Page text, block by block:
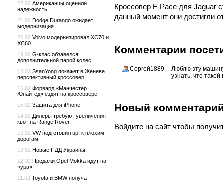
Кроссовер F-Pace для Jaguar
данный момент они достигли
Комментарии
Сергей1889
Люблю эту
узнать, что
Новый
Войдите на сайт чтобы
22.02 Американцы оценили
надежность
21.02 Dodge Durango ожидает
модернизация
20.02 Volvo модернизировал XC70 и
XC60
19.02 G-клас обзавелся
дополнительной парой колес
18.02 SsanYong покажет в Женеве
перспективный кроссовер
16.02 Форвард «Манчестер
Юнайтед» ездит на кроссовере
15.02 Защита для iPhone
14.02 Дилеры требуют увеличения
квот на Range Rover
13.02 VW подготовил up! к плохим
дорогам
13.02 Новые ПДД Украины
12.02 Продажи Opel Mokka идут на
«ура»!
11.02 Toyota и BMW получат